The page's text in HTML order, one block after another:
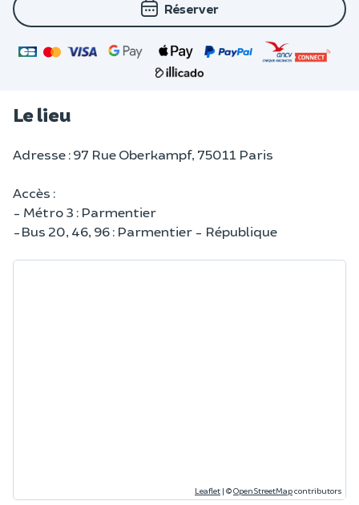
Réserver
Le lieu
Adresse : 97 Rue Oberkampf, 75011 Paris
Accès :
- Métro 3 : Parmentier
-Bus 20, 46, 96 : Parmentier - République
Leaflet | ©OpenStreetMapcontributors